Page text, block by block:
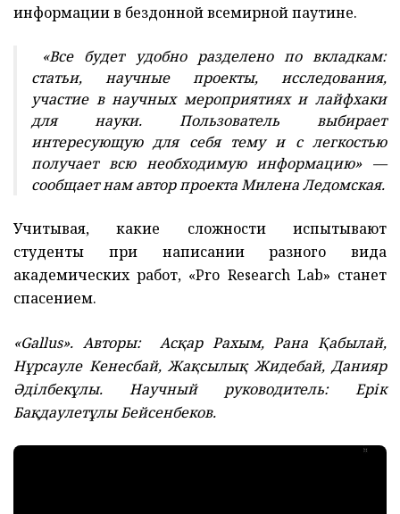
информации в бездонной всемирной паутине.
«‎Все будет удобно разделено по вкладкам:
статьи, научные проекты, исследования,
участие в научных мероприятиях и лайфхаки
для науки. Пользователь выбирает
интересующую для себя тему и с легкостью
получает всю необходимую информацию» —
сообщает нам автор проекта Милена Ледомcкая.
Учитывая, какие сложности испытывают
студенты при написании разного вида
академических работ, «‎Pro Research Lab» станет
спасением.
«‎Gallus». Авторы: Асқар Рахым, Рана Қабылай,
Нұрсауле Кенесбай, Жақсылық Жидебай, Данияр
Әділбекұлы. Научный руководитель: Ерік
Бақдаулетұлы Бейсенбеков.